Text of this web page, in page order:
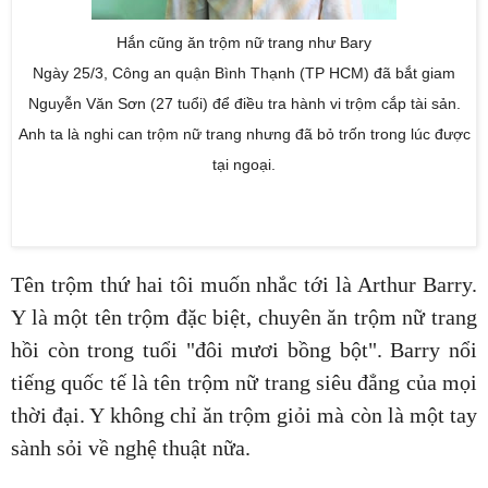
Hắn cũng ăn trộm nữ trang như Bary
Ngày 25/3, Công an quận Bình Thạnh (TP HCM) đã bắt giam
Nguyễn Văn Sơn (27 tuổi) để điều tra hành vi trộm cắp tài sản.
Anh ta là nghi can trộm nữ trang nhưng đã bỏ trốn trong lúc được
tại ngoại.
Tên trộm thứ hai tôi muốn nhắc tới là Arthur Barry.
Y là một tên trộm đặc biệt, chuyên ăn trộm nữ trang
hồi còn trong tuổi "đôi mươi bồng bột". Barry nổi
tiếng quốc tế là tên trộm nữ trang siêu đẳng của mọi
thời đại. Y không chỉ ăn trộm giỏi mà còn là một tay
sành sỏi về nghệ thuật nữa.